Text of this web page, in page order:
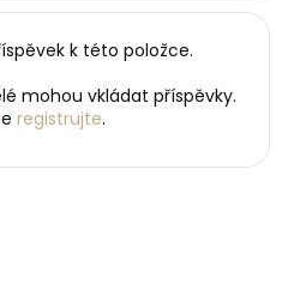
k této položce.
mohou vkládat příspěvky.
registrujte.